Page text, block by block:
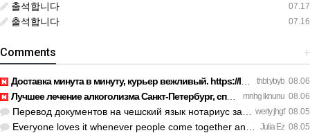
07.17
출석합니다
07.16
출석합니다
+
Comments
thbt ybyb 08.06
Доставка минута в минуту, курьер вежливый. https://legaldir.…
mnhg lknunu 08.06
Лучшее лечение алкоголизма Санкт-Петербург, специалисты букв…
werty jhgf 08.05
Перевод документов на чешский язык нотариус заверил с первог…
Julia Ez 08.05
Everyone loves it whenever people come together and share op…